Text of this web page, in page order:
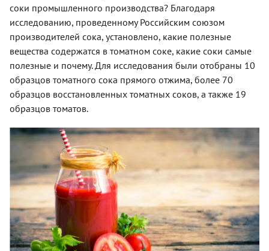
соки промышленного производства? Благодаря
исследованию, проведенному Российским союзом
производителей сока, установлено, какие полезные
вещества содержатся в томатном соке, какие соки самые
полезные и почему. Для исследования были отобраны 10
образцов томатного сока прямого отжима, более 70
образцов восстановленных томатных соков, а также 19
образцов томатов.